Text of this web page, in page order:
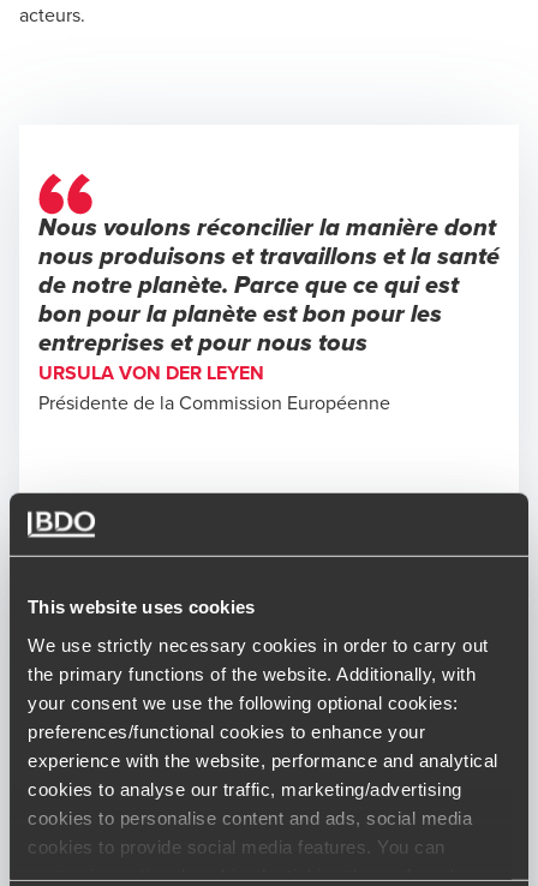
This website uses cookies
We use strictly necessary cookies in order to carry out
the primary functions of the website. Additionally, with
your consent we use the following optional cookies:
preferences/functional cookies to enhance your
experience with the website, performance and analytical
cookies to analyse our traffic, marketing/advertising
cookies to personalise content and ads, social media
cookies to provide social media features. You can
acteurs.
Nous voulons réconcilier la manière dont
nous produisons et travaillons et la santé
de notre planète. Parce que ce qui est
bon pour la planète est bon pour les
entreprises et pour nous tous
URSULA VON DER LEYEN
Présidente de la Commission Européenne
L'urgence climatique est devenue une
réalité pour les services d'eau et
d'assainissement à laquelle il faut
s'adapter pour préserver la ressource,
développer de nouveaux usages et
assurer la sécurité des citoyens.
MAXIMILIEN PELLEGRINI
Président de la Fédération Professionnelle des